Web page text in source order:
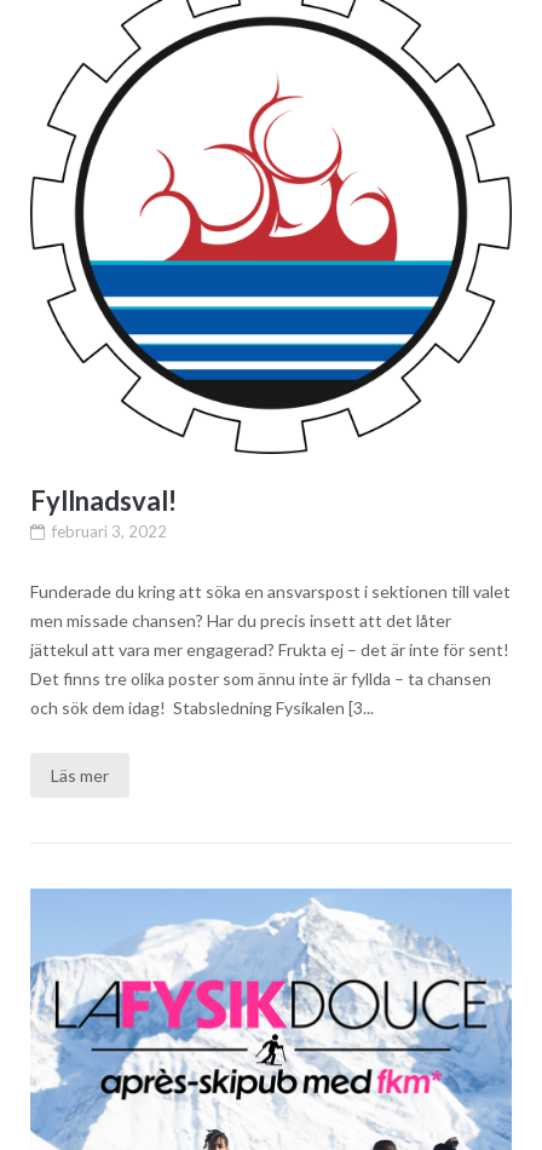
Fyllnadsval!
februari 3, 2022
Funderade du kring att söka en ansvarspost i sektionen till valet
men missade chansen? Har du precis insett att det låter
jättekul att vara mer engagerad? Frukta ej – det är inte för sent!
Det finns tre olika poster som ännu inte är fyllda – ta chansen
och sök dem idag! Stabsledning Fysikalen [3...
Läs mer